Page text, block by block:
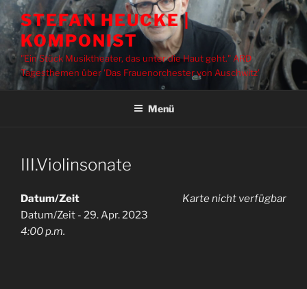
Zum
Inhalt
springen
STEFAN HEUCKE |
KOMPONIST
"Ein Stück Musiktheater, das unter die Haut geht." ARD
Tagesthemen über 'Das Frauenorchester von Auschwitz'
Menü
III.Violinsonate
Karte nicht verfügbar
Datum/Zeit
Datum/Zeit - 29. Apr. 2023
4:00 p.m.